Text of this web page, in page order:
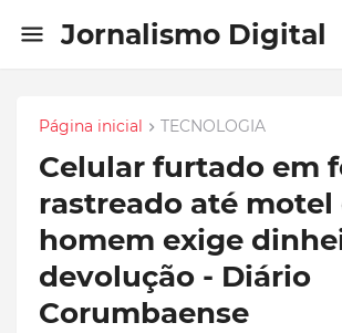
Jornalismo Digital
Página inicial TECNOLOGIA
Celular furtado em
rastreado até motel
homem exige
devolução - Diário
Corumbaense